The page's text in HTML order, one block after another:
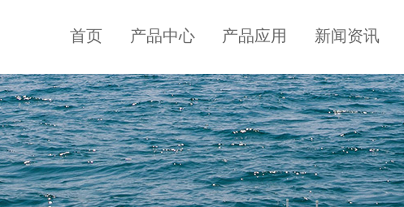
首页 产品中心 产品应用 新闻资讯
水上智能无人
船
水文测绘无人船
水面无人侦查机
器人
水上无人探测机
器人
水上无人侦测船
水下搜救机器
人
水下搜救机器人
6T
水下搜救机器人
V8
水下搜救机器人
R40
水下搜救机器人
公司新闻
企业介绍
宣传视频
联系方式